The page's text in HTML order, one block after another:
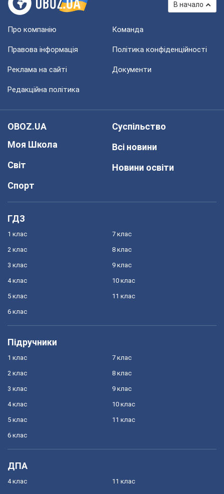
В начало
Про компанію Команда
Правова інформація Політика конфіденційності
Реклама на сайті Документи
Редакційна політика
OBOZ.UA
Моя Школа
Світ
Спорт
Суспільство
Всі новини
Новини освіти
ГДЗ
1 клас
2 клас
3 клас
4 клас
5 клас
6 клас
7 клас
8 клас
9 клас
10 клас
11 клас
Підручники
1 клас
2 клас
3 клас
4 клас
5 клас
6 клас
7 клас
8 клас
9 клас
10 клас
11 клас
ДПА
4 клас 11 клас